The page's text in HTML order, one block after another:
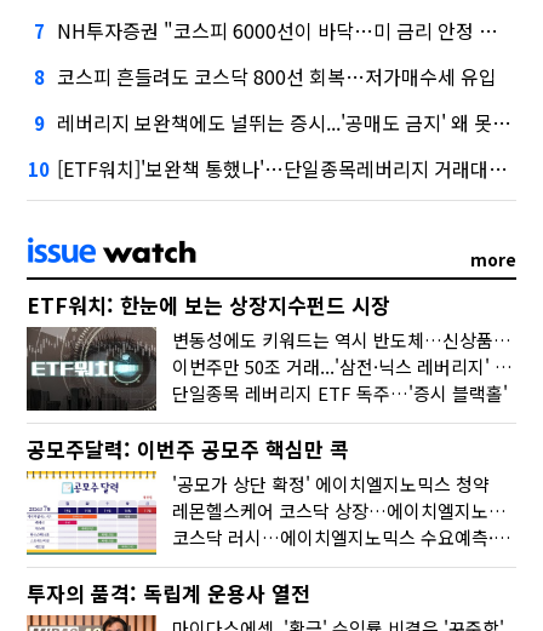
7 NH투자증권 "코스피 6000선이 바닥…미 금리 안정 후 추가 회복"
8 코스피 흔들려도 코스닥 800선 회복…저가매수세 유입
9 레버리지 보완책에도 널뛰는 증시...'공매도 금지' 왜 못 꺼내나
10 [ETF워치]'보완책 통했나'…단일종목레버리지 거래대금 10분의 1토막
more
ETF워치: 한눈에 보는 상장지수펀드 시장
변동성에도 키워드는 역시 반도체…신상품은 우주·방산
이번주만 50조 거래...'삼전·닉스 레버리지' 수익률은 -30%
단일종목 레버리지 ETF 독주…'증시 블랙홀'
공모주달력: 이번주 공모주 핵심만 콕
'공모가 상단 확정' 에이치엘지노믹스 청약
레몬헬스케어 코스닥 상장…에이치엘지노믹스 수요예측
코스닥 러시…에이치엘지노믹스 수요예측·레메디 청약
투자의 품격: 독립계 운용사 열전